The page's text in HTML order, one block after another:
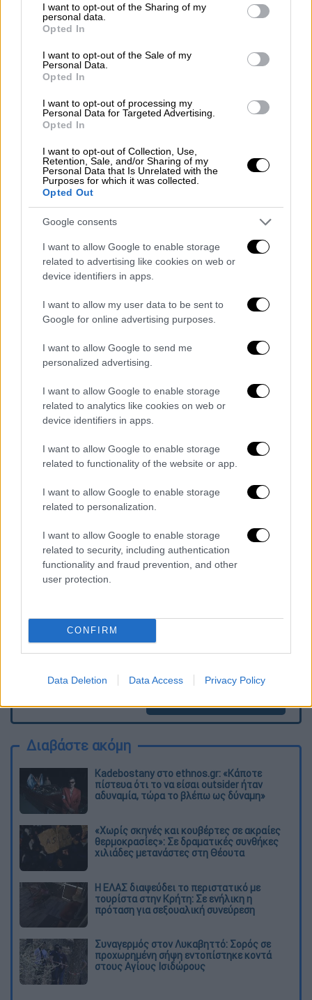
not limited to your visit or usage behaviour. You may click to
grant or deny consent to Google and its third-party tags to
use your data for below specified purposes in below Google
consent section.
I want to opt-out of the Sharing of my
personal data.
Opted In
I want to opt-out of the Sale of my
Personal Data.
Opted In
I want to opt-out of processing my
Personal Data for Targeted Advertising.
Opted In
I want to opt-out of Collection, Use,
Retention, Sale, and/or Sharing of my
Personal Data that Is Unrelated with the
Purposes for which it was collected.
Opted Out
Google consents
I want to allow Google to enable storage
related to advertising like cookies on web or
device identifiers in apps.
I want to allow my user data to be sent to
Google for online advertising purposes.
I want to allow Google to send me
personalized advertising.
I want to allow Google to enable storage
related to analytics like cookies on web or
device identifiers in apps.
I want to allow Google to enable storage
related to functionality of the website or app.
I want to allow Google to enable storage
related to personalization.
I want to allow Google to enable storage
related to security, including authentication
functionality and fraud prevention, and other
user protection.
CONFIRM
Data Deletion Data Access Privacy Policy
απογευματινές ώρες.
Τα σχολιά σας δημοσιεύονται άμεσα με δική σας ευθύνη. Το
ΕΘΝΟΣ θα παρεμβαίνει και τα προσβλητικά σχόλια θα
διαγράφονται
Διαβάστε ακόμη
Kadebostany στο ethnos.gr: «Κάποτε
πίστευα ότι το να είσαι outsider ήταν
αδυναμία, τώρα το βλέπω ως δύναμη»
«Χωρίς σκηνές και κουβέρτες σε ακραίες
θερμοκρασίες»: Σε δραματικές συνθήκες
χιλιάδες μετανάστες στη Θέουτα
Η ΕΛΑΣ διαψεύδει το περιστατικό με
τουρίστα στην Κρήτη: Σε ενήλικη η
πρόταση για σεξουαλική συνεύρεση
Συναγερμός στον Λυκαβηττό: Σορός σε
προχωρημένη σήψη εντοπίστηκε κοντά
στους Αγίους Ισιδώρους